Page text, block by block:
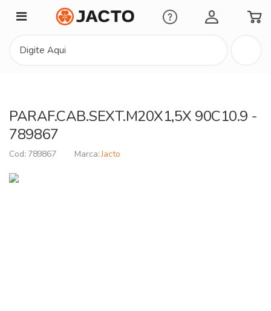
Minha Conta
PARAF.CAB.SEXT.M20X1,5X 90C10.9 -
789867
789867 Jacto